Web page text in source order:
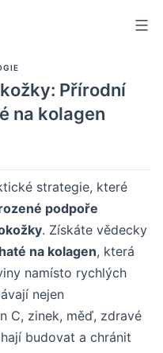
Přírodní
na kolagen
strategie, které
podpoře
. Získáte vědecky
na kolagen, která
namísto rychlých
nejen
C, zinek, měď, zdravé
budovat a chránit